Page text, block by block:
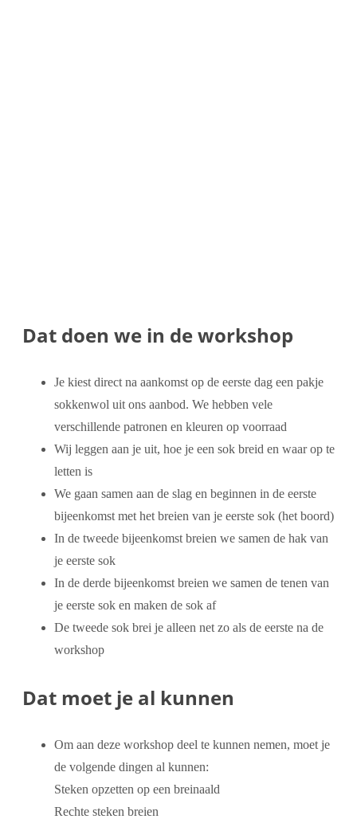
Dat doen we in de workshop
Je kiest direct na aankomst op de eerste dag een pakje
sokkenwol uit ons aanbod. We hebben vele
verschillende patronen en kleuren op voorraad
Wij leggen aan je uit, hoe je een sok breid en waar op te
letten is
We gaan samen aan de slag en beginnen in de eerste
bijeenkomst met het breien van je eerste sok (het boord)
In de tweede bijeenkomst breien we samen de hak van
je eerste sok
In de derde bijeenkomst breien we samen de tenen van
je eerste sok en maken de sok af
De tweede sok brei je alleen net zo als de eerste na de
workshop
Dat moet je al kunnen
Om aan deze workshop deel te kunnen nemen, moet je
de volgende dingen al kunnen:
Steken opzetten op een breinaald
Rechte steken breien